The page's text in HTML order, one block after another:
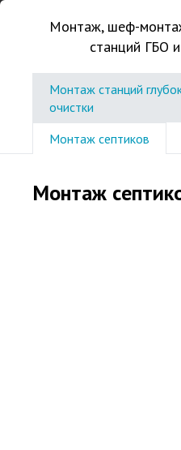
Звоните
с 9:00
г. Ижевск,
оф. 316
Монтаж, шеф-
станций ГБО
Монтаж станций
очистки
Монтаж септиков
Монтаж